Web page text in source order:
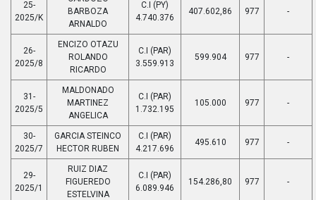
25-
2025/K
BARBOZA
ARNALDO
C.I (PY)
4.740.376
407.602,86 977 -
26-
2025/8
ENCIZO OTAZU
ROLANDO
RICARDO
C.I (PAR)
3.559.913
599.904 977 -
31-
2025/5
MALDONADO
MARTINEZ
ANGELICA
C.I (PAR)
1.732.195
105.000 977 -
30-
2025/7
GARCIA STEINCO
HECTOR RUBEN
C.I (PAR)
4.217.696
495.610 977 -
29-
2025/1
RUIZ DIAZ
FIGUEREDO
ESTELVINA
C.I (PAR)
6.089.946
154.286,80 977 -